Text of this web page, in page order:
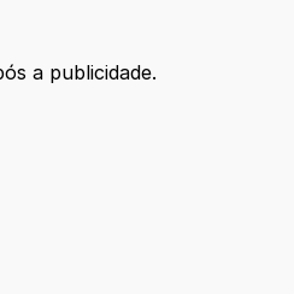
a publicidade.